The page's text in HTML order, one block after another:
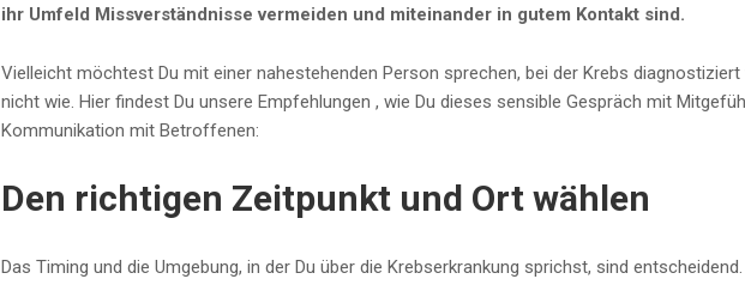
ihr Umfeld Missverständnisse vermeiden und miteinander in gutem Kontakt sind.
Vielleicht möchtest Du mit einer nahestehenden Person sprechen, bei der Krebs
nicht wie. Hier findest Du unsere Empfehlungen , wie Du dieses sensible Gespräch mit
Kommunikation mit Betroffenen:
Den richtigen Zeitpunkt und Ort wählen
Das Timing und die Umgebung, in der Du über die Krebserkrankung sprichst, sind entscheidend.